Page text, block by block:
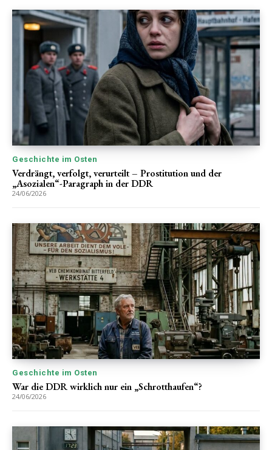
Geschichte im Osten
Verdrängt, verfolgt, verurteilt – Prostitution und der
„Asozialen“-Paragraph in der DDR
24/06/2026
Geschichte im Osten
War die DDR wirklich nur ein „Schrotthaufen“?
24/06/2026